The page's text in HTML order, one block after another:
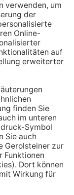
sofort
Mahlzeit
Ereignis.
die
fördert
Getränke mit
einfach